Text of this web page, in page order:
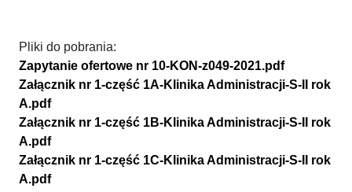
Pliki do pobrania:
Zapytanie ofertowe nr 10-KON-z049-2021.pdf
Załącznik nr 1-część 1A-Klinika Administracji-S-II rok
A.pdf
Załącznik nr 1-część 1B-Klinika Administracji-S-II rok
A.pdf
Załącznik nr 1-część 1C-Klinika Administracji-S-II rok
A.pdf